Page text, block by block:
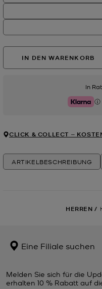
IN DEN WARENKORB
In
Klarna
CLICK & COLLECT ‒
ARTIKELBESCHREIBUNG
HERREN /
Eine Filiale suchen
Melden Sie sich für die
erhalten 10 % Rabatt auf